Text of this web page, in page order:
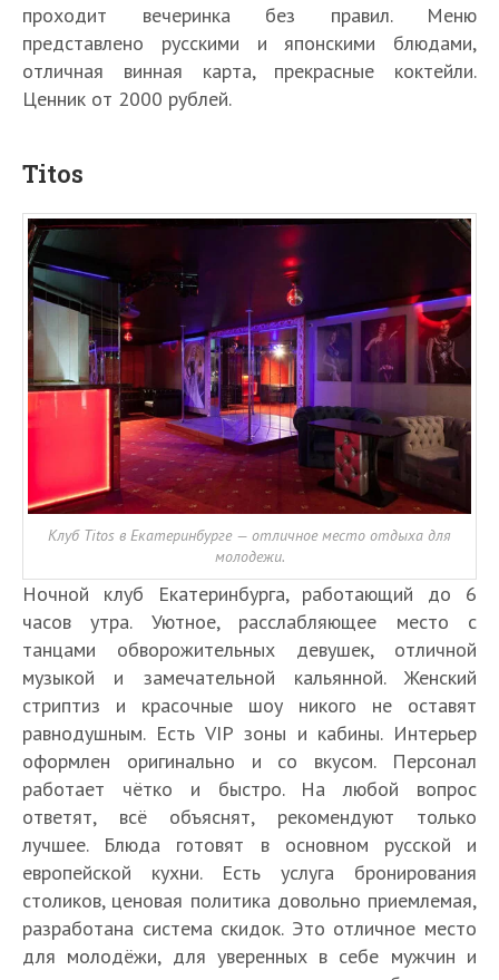
проходит вечеринка без правил. Меню
представлено русскими и японскими блюдами,
отличная винная карта, прекрасные коктейли.
Ценник от 2000 рублей.
Titos
Клуб Titos в Екатеринбурге — отличное место отдыха для
молодежи.
Ночной клуб Екатеринбурга, работающий до 6
часов утра. Уютное, расслабляющее место с
танцами обворожительных девушек, отличной
музыкой и замечательной кальянной. Женский
стриптиз и красочные шоу никого не оставят
равнодушным. Есть VIP зоны и кабины. Интерьер
оформлен оригинально и со вкусом. Персонал
работает чётко и быстро. На любой вопрос
ответят, всё объяснят, рекомендуют только
лучшее. Блюда готовят в основном русской и
европейской кухни. Есть услуга бронирования
столиков, ценовая политика довольно приемлемая,
разработана система скидок. Это отличное место
для молодёжи, для уверенных в себе мужчин и